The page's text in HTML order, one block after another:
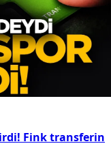
Fink transferin